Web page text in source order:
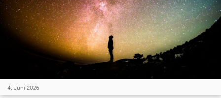
4. Juni 2026